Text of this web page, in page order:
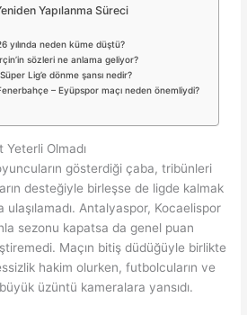
Yapılanma Süreci
yılında neden küme düştü?
sözleri ne anlama geliyor?
Lig’e dönme şansı nedir?
– Eyüpspor maçı neden önemliydi?
Olmadı
gösterdiği çaba, tribünleri
desteğiyle birleşse de ligde kalmak
ulaşılamadı. Antalyaspor, Kocaelispor
sezonu kapatsa da genel puan
Maçın bitiş düdüğüyle birlikte
hakim olurken, futbolcuların ve
üzüntü kameralara yansıdı.